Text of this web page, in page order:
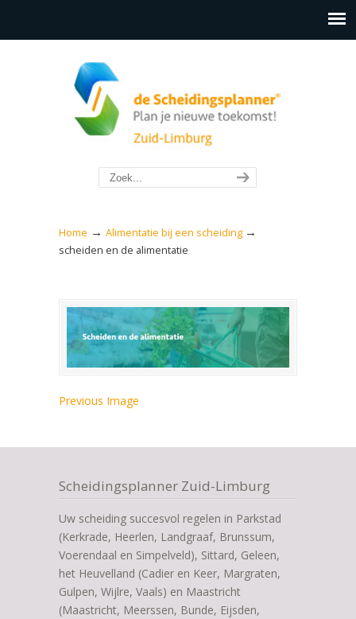
Home → Alimentatie bij een scheiding →
scheiden en de alimentatie
Previous Image
Scheidingsplanner Zuid-Limburg
Uw scheiding succesvol regelen in Parkstad
(Kerkrade, Heerlen, Landgraaf, Brunssum,
Voerendaal en Simpelveld), Sittard, Geleen,
het Heuvelland (Cadier en Keer, Margraten,
Gulpen, Wijlre, Vaals) en Maastricht
(Maastricht, Meerssen, Bunde, Eijsden,